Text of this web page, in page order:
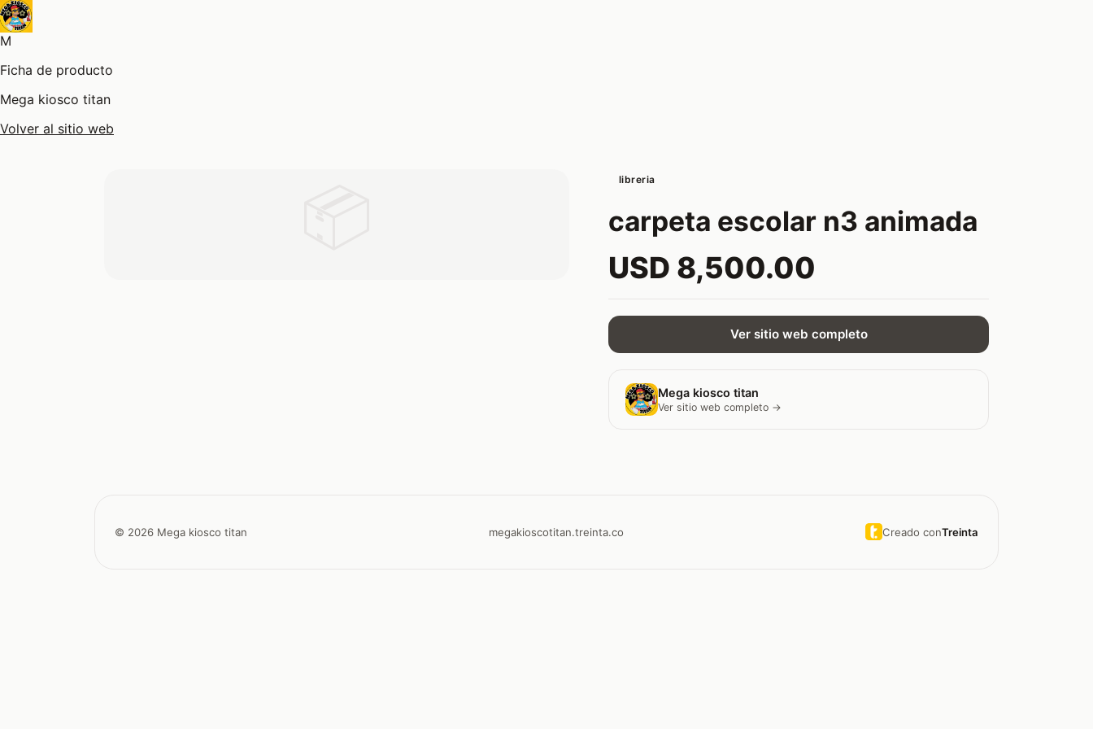
M
Ficha de producto
Mega kiosco titan
Volver al sitio web
libreria
carpeta escolar n3 animada
USD 8,500.00
Ver sitio web completo
Mega kiosco titan
Ver sitio web completo →
© 2026 Mega kiosco titan megakioscotitan.treinta.co Creado conTreinta